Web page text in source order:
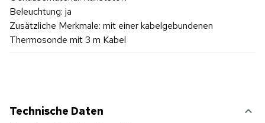
Beleuchtung: ja
Zusätzliche Merkmale: mit einer kabelgebundenen
Thermosonde mit 3 m Kabel
Technische Daten